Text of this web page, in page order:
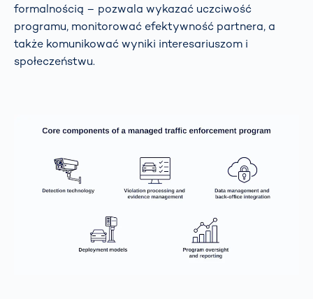
formalnością – pozwala wykazać uczciwość
programu, monitorować efektywność partnera, a
także komunikować wyniki interesariuszom i
społeczeństwu.